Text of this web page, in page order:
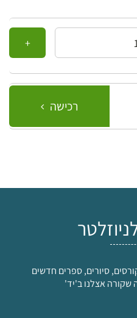
רכישה
סיורים, ספרים חדשים
אצלנו ב'יד'